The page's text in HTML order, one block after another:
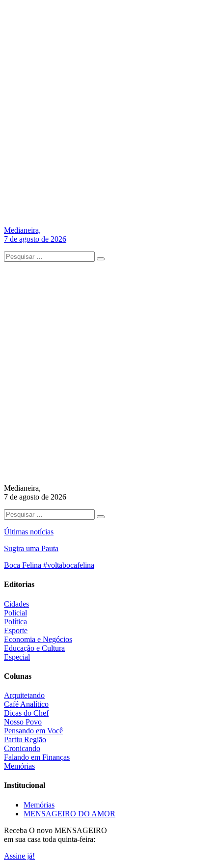
Medianeira,
7 de agosto de 2026
Medianeira,
7 de agosto de 2026
Últimas notícias
Sugira uma Pauta
Boca Felina #voltabocafelina
Editorias
Cidades
Policial
Política
Esporte
Economia e Negócios
Educação e Cultura
Especial
Colunas
Arquitetando
Café Analítico
Dicas do Chef
Nosso Povo
Pensando em Você
Partiu Região
Cronicando
Falando em Finanças
Memórias
Institucional
Memórias
MENSAGEIRO DO AMOR
Receba O novo MENSAGEIRO
em sua casa toda quinta-feira:
Assine já!